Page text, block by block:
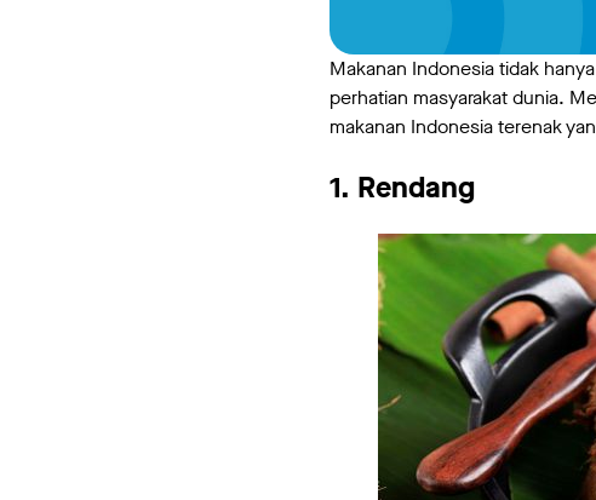
Makanan Indonesia tidak
perhatian masyarakat dunia.
makanan Indonesia terenak
1. Rendang